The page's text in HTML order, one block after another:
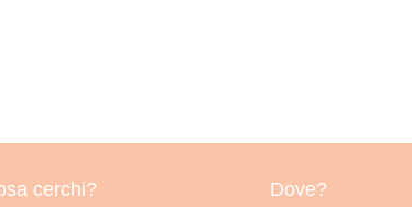
cerchi? Dove?